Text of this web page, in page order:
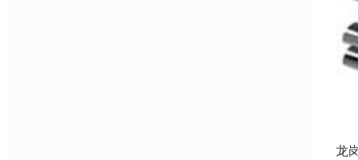
龙